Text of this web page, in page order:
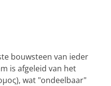
bouwsteen van ieder
is afgeleid van het
wat "ondeelbaar"